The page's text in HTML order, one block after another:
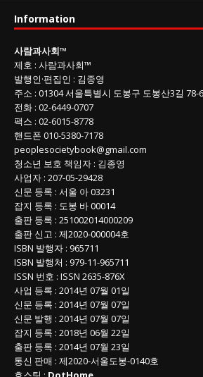
회
목
록
Information
사람과사회™
제호 : 사람과사회™
발행인·편집인 : 김종영
주소 : 01304서울특별시 도봉구 도봉산3길 78-
전화 : 02-6449-0707
팩스 : 02-6015-8778
핸드폰 010-5380-7178
peoplesocietybook@gmail.com
청소년 보호 책임자 : 김종영
사업자 : 207-05-29428
신문 등록 : 서울 아 03231
잡지 등록 : 도봉 바 00014
출판 등록 : 251002014000209
출판 신고 : 제2020-000004호
ISBN 발행자 : 965711
ISBN 발행처 : 979-11-965711
ISSN 번호 : ISSN 2635-876X
사업 등록 : 2014년 07월 01일
신문 등록 : 2014년 07월 07일
신문 발행 : 2014년 07월 07일
잡지 등록 : 2018년 06월 22일
출판 등록 : 2014년 07월 23일
통신 판매 : 제2020-서울도봉-0140호